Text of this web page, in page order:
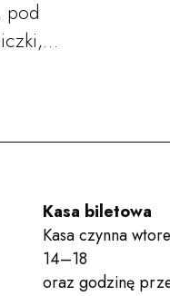
pod
Kasa biletowa
Kasa czynna
14–18
oraz godzinę